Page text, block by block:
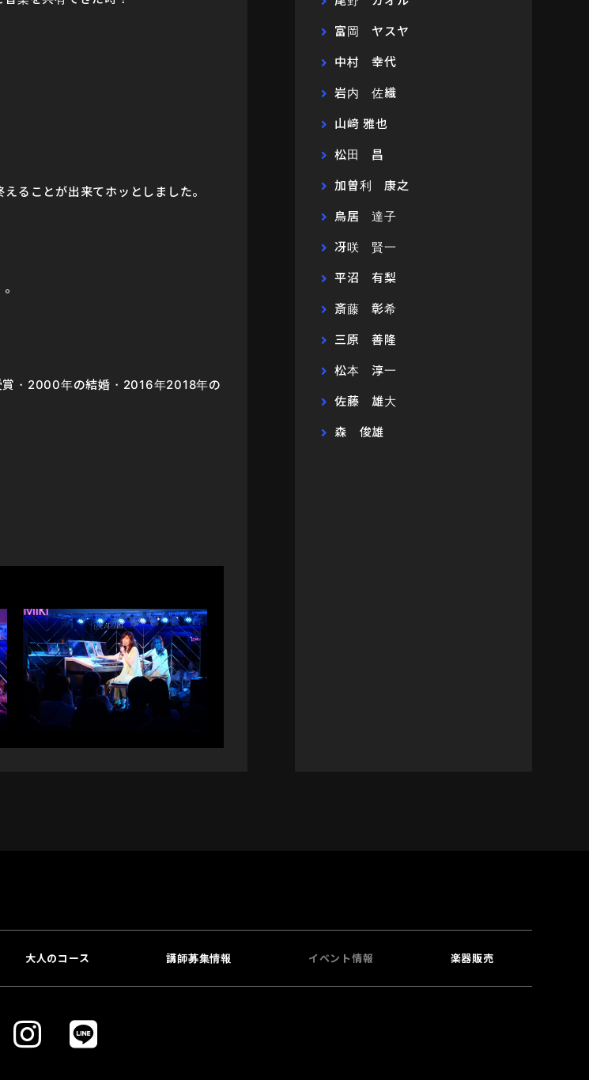
ることが出来てホッとしました。
・2000年の結婚・2016年2018年の
富岡 ヤスヤ
中村 幸代
岩内 佐織
山﨑 雅也
松田 昌
加曽利 康之
鳥居 達子
冴咲 賢一
平沼 有梨
斎藤 彰希
三原 善隆
松本 淳一
佐藤 雄大
森 俊雄
大人のコース 講師募集情報 イベント情報 楽器販売